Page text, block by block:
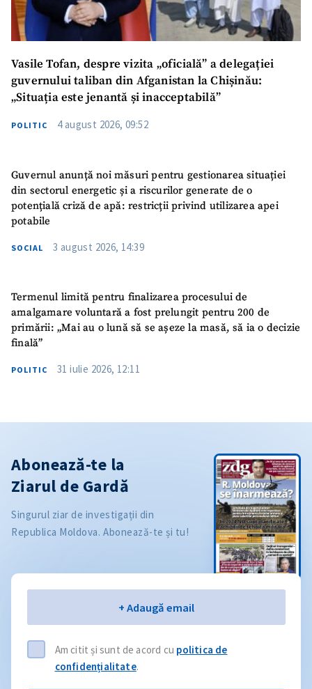
Vasile Tofan, despre vizita „oficială” a delegației
guvernului taliban din Afganistan la Chișinău:
„Situația este jenantă și inacceptabilă”
POLITIC 4 august 2026, 09:52
Guvernul anunță noi măsuri pentru gestionarea situației
din sectorul energetic și a riscurilor generate de o
potențială criză de apă: restricții privind utilizarea apei
potabile
SOCIAL 3 august 2026, 14:39
Termenul limită pentru finalizarea procesului de
amalgamare voluntară a fost prelungit pentru 200 de
primării: „Mai au o lună să se așeze la masă, să ia o decizie
finală”
POLITIC 31 iulie 2026, 12:11
Abonează-te la
Ziarul de Gardă
Singurul ziar de investigații din
Republica Moldova. Abonează-te și tu!
+ Adaugă email
Am citit și sunt de acord cu politica de
confidențialitate.